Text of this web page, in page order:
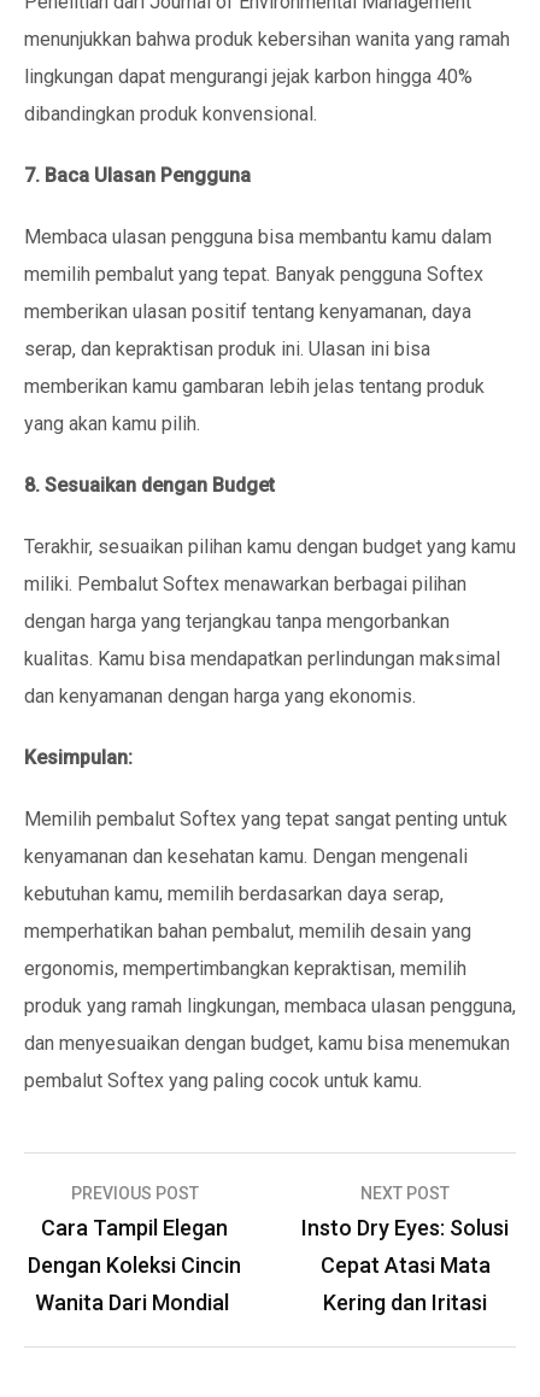
menunjukkan bahwa produk kebersihan wanita yang ramah
lingkungan dapat mengurangi jejak karbon hingga 40%
dibandingkan produk konvensional.
7. Baca Ulasan Pengguna
Membaca ulasan pengguna bisa membantu kamu dalam
memilih pembalut yang tepat. Banyak pengguna Softex
memberikan ulasan positif tentang kenyamanan, daya
serap, dan kepraktisan produk ini. Ulasan ini bisa
memberikan kamu gambaran lebih jelas tentang produk
yang akan kamu pilih.
8. Sesuaikan dengan Budget
Terakhir, sesuaikan pilihan kamu dengan budget yang kamu
miliki. Pembalut Softex menawarkan berbagai pilihan
dengan harga yang terjangkau tanpa mengorbankan
kualitas. Kamu bisa mendapatkan perlindungan maksimal
dan kenyamanan dengan harga yang ekonomis.
Kesimpulan:
Memilih pembalut Softex yang tepat sangat penting untuk
kenyamanan dan kesehatan kamu. Dengan mengenali
kebutuhan kamu, memilih berdasarkan daya serap,
memperhatikan bahan pembalut, memilih desain yang
ergonomis, mempertimbangkan kepraktisan, memilih
produk yang ramah lingkungan, membaca ulasan pengguna,
dan menyesuaikan dengan budget, kamu bisa menemukan
pembalut Softex yang paling cocok untuk kamu.
Navigasi
pos
PREVIOUS POST
Cara Tampil Elegan
Dengan Koleksi Cincin
Wanita Dari Mondial
NEXT POST
Insto Dry Eyes: Solusi
Cepat Atasi Mata
Kering dan Iritasi